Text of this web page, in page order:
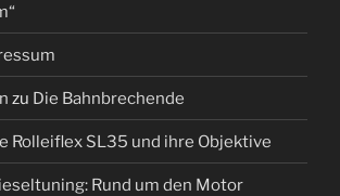
zu Die Bahnbrechende
Rolleiflex SL35 und ihre Objektive
Rund um den Motor